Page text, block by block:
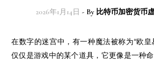
2026年1月14日 - By 比特币加密货币
在数字的迷宫中，有一种魔法被称为“欧皇易运方块”。这不
仅仅是游戏中的某个道具，它更像是一种